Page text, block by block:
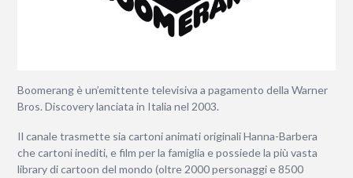
Boomerang è un’emittente televisiva a pagamento della Warner
Bros. Discovery lanciata in Italia nel 2003.
Il canale trasmette sia cartoni animati originali Hanna-Barbera
che cartoni inediti, e film per la famiglia e possiede la più vasta
library di cartoon del mondo (oltre 2000 personaggi e 8500